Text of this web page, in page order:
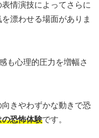
情演技によってさらに
漂わせる場面がありま
も心理的圧力を増幅さ
きやわずかな動きで恐
恐怖体験です。